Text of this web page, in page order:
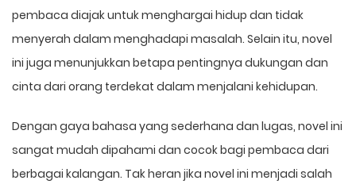
pembaca diajak untuk menghargai hidup dan tidak
menyerah dalam menghadapi masalah. Selain itu, novel
ini juga menunjukkan betapa pentingnya dukungan dan
cinta dari orang terdekat dalam menjalani kehidupan.
Dengan gaya bahasa yang sederhana dan lugas, novel ini
sangat mudah dipahami dan cocok bagi pembaca dari
berbagai kalangan. Tak heran jika novel ini menjadi salah